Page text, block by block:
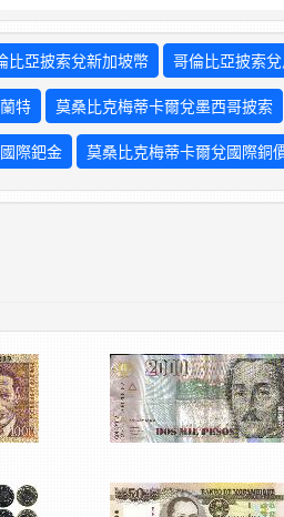
比亞披索兌新加坡幣 哥倫比亞披索
特 莫桑比克梅蒂卡爾兌墨西哥披索
際鈀金 莫桑比克梅蒂卡爾兌國際銅